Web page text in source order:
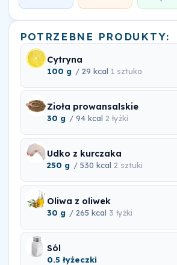
POTRZEBNE PRODUKTY:
Cytryna
100 g / 29 kcal 1 sztuka
Zioła prowansalskie
30 g / 94 kcal 2 łyżki
Udko z kurczaka
250 g / 530 kcal 2 sztuki
Oliwa z oliwek
30 g / 265 kcal 3 łyżki
Sól
0.5 łyżeczki